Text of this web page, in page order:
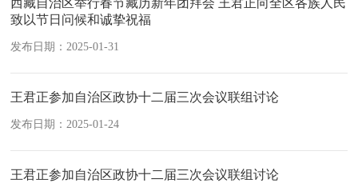
西藏自治区举行春节藏历新年团拜会 王君正向全区各族人民
致以节日问候和诚挚祝福
发布日期：2025-01-31
王君正参加自治区政协十二届三次会议联组讨论
发布日期：2025-01-24
王君正参加自治区政协十二届三次会议联组讨论